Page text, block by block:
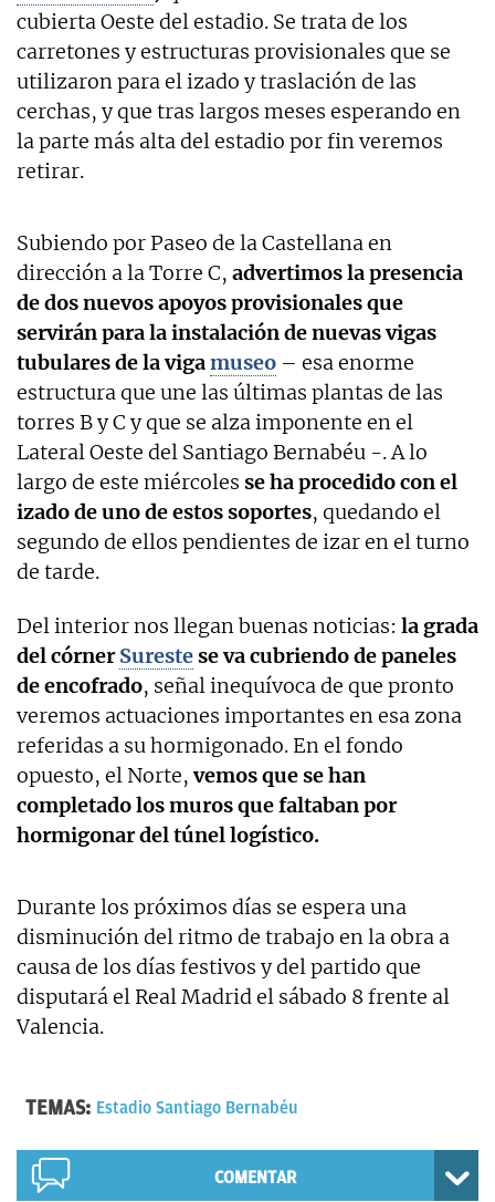
cubierta Oeste del estadio. Se trata de los
carretones y estructuras provisionales que se
utilizaron para el izado y traslación de las
cerchas, y que tras largos meses esperando en
la parte más alta del estadio por fin veremos
retirar.
Subiendo por Paseo de la Castellana en
dirección a la Torre C, advertimos la presencia
de dos nuevos apoyos provisionales que
servirán para la instalación de nuevas vigas
tubulares de la vigamuseo – esa enorme
estructura que une las últimas plantas de las
torres B y C y que se alza imponente en el
Lateral Oeste del Santiago Bernabéu -. A lo
largo de este miércoles se ha procedido con el
izado de uno de estos soportes, quedando el
segundo de ellos pendientes de izar en el turno
de tarde.
Del interior nos llegan buenas noticias: la grada
del córnerSurestese va cubriendo de paneles
de encofrado, señal inequívoca de que pronto
veremos actuaciones importantes en esa zona
referidas a su hormigonado. En el fondo
opuesto, el Norte,vemos que se han
completado los muros que faltaban por
hormigonar del túnel logístico.
Durante los próximos días se espera una
disminución del ritmo de trabajo en la obra a
causa de los días festivos y del partido que
disputará el Real Madrid el sábado 8 frente al
Valencia.
TEMAS: Estadio Santiago Bernabéu
COMENTAR